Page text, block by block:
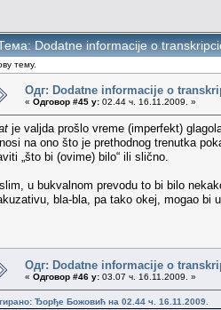
Dodatne informacije o
тему.
Одг: Dodatne informacije o
« Одговор #45 у: 02.44 ч. 16.11.2009. »
je valjda prošlo vreme (imperfekt)
na ono što je prethodnog trenutka
„što bi (ovime) bilo“ ili slično.
u bukvalnom prevodu to bi bilo
bla-bla, pa tako okej, mogao bi
Одг: Dodatne informacije o
« Одговор #46 у: 03.07 ч. 16.11.2009. »
Ђорђе Божовић на 02.44 ч. 16.11.2009.